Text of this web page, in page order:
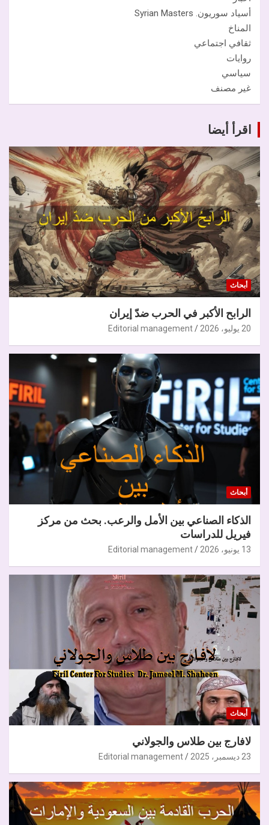
أسياد سوريون. Syrian Masters
المناخ
ثقافي اجتماعي
روايات
سياسي
غير مصنف
اقرأ أيضا
أبحاث
الرابح الأكبر في الحرب ضدّ إيران
20 يوليو، 2026 Editorial management
أبحاث
الذكاء الصناعي بين الأمل والرعب. بحث من مركز
فيريل للدراسات
13 يونيو، 2026 Editorial management
أبحاث
لافارج بين طلاس والجولاني
23 ديسمبر، 2025 Editorial management